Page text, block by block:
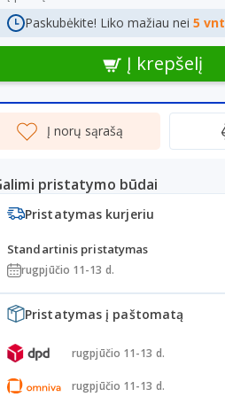
Paskubėkite! Liko mažiau nei 5 vnt
Į krepšelį
Į norų sąrašą
pristatymo būdai
Pristatymas kurjeriu
Standartinis pristatymas
rugpjūčio 11-13 d.
Pristatymas į paštomatą
rugpjūčio 11-13 d.
rugpjūčio 11-13 d.